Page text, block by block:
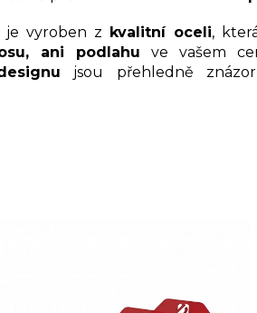
je vyroben z kvalitní oceli,
ani podlahu ve vašem
jsou přehledně